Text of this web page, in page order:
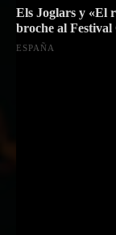
Els Joglars y «El
broche al Festival
ESPAÑA